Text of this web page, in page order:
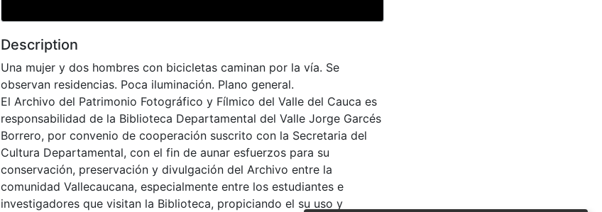
Description
Una mujer y dos hombres con bicicletas caminan por la vía. Se
observan residencias. Poca iluminación. Plano general.
El Archivo del Patrimonio Fotográfico y Fílmico del Valle del Cauca es
responsabilidad de la Biblioteca Departamental del Valle Jorge Garcés
Borrero, por convenio de cooperación suscrito con la Secretaria del
Cultura Departamental, con el fin de aunar esfuerzos para su
conservación, preservación y divulgación del Archivo entre la
comunidad Vallecaucana, especialmente entre los estudiantes e
investigadores que visitan la Biblioteca, propiciando el su uso y